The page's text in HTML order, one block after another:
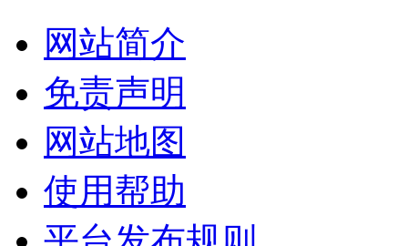
网站简介
免责声明
网站地图
使用帮助